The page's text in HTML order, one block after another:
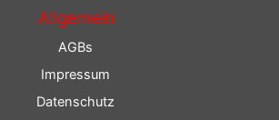
Allgemein
AGBs
Impressum
Datenschutz